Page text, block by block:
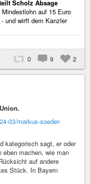
Scholz Absage
auf 15 Euro
und wirft dem Kanzler
0 9 2
03/markus-soeder-
kategorisch sagt, er oder
machen, wie man
auf andere
Stück. In Bayern